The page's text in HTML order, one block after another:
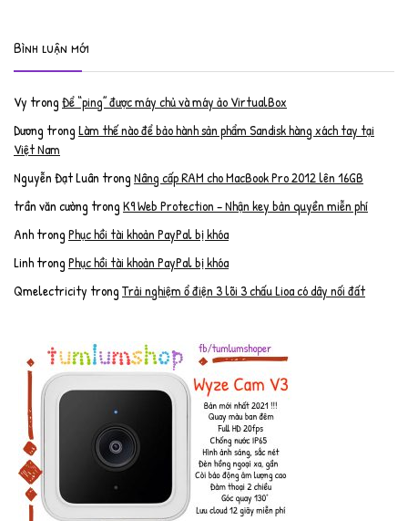
Bình luận mới
Vy trongĐể “ping” được máy chủ và máy ảo VirtualBox
Dương trongLàm thế nào để bảo hành sản phẩm Sandisk hàng xách tay tại
Việt Nam
Nguyễn Đạt Luân trongNâng cấp RAM cho MacBook Pro 2012 lên 16GB
trần văn cường trongK9 Web Protection – Nhận key bản quyền miễn phí
AnhtrongPhục hồi tài khoản PayPal bị khóa
LinhtrongPhục hồi tài khoản PayPal bị khóa
Qmelectricity trongTrải nghiệm ổ điện 3 lõi 3 chấu Lioa có dây nối đất